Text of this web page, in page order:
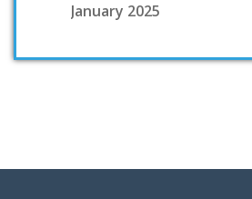
January 2025